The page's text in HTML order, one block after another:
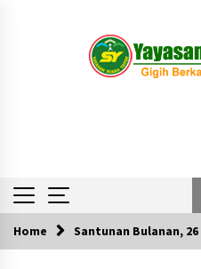
Trending Now
Home Santunan Bulanan,